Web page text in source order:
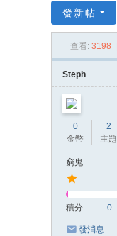
港
發新帖
查看: 3198
Steph
0
金幣
2
主題
窮鬼
積分 0
發消息